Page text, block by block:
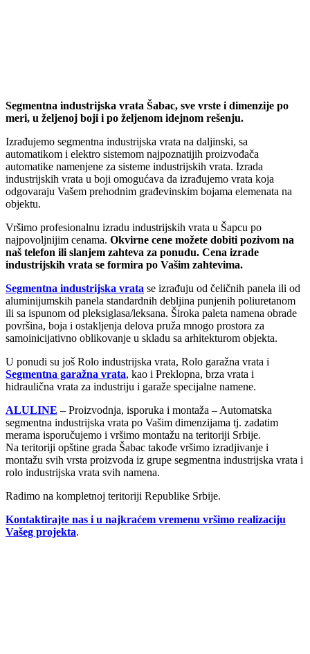
Segmentna industrijska vrata Šabac, sve vrste i dimenzije po
meri, u željenoj boji i po željenom idejnom rešenju.
Izrađujemo segmentna industrijska vrata na daljinski, sa
automatikom i elektro sistemom najpoznatijih proizvođača
automatike namenjene za sisteme industrijskih vrata. Izrada
industrijskih vrata u boji omogućava da izrađujemo vrata koja
odgovaraju Vašem prehodnim građevinskim bojama elemenata na
objektu.
Vršimo profesionalnu izradu industrijskih vrata u Šapcu po
najpovoljnijim cenama. Okvirne cene možete dobiti pozivom na
naš telefon ili slanjem zahteva za ponudu. Cena izrade
industrijskih vrata se formira po Vašim zahtevima.
Segmentna industrijska vrata se izrađuju od čeličnih panela ili od
aluminijumskih panela standardnih debljina punjenih poliuretanom
ili sa ispunom od pleksiglasa/leksana. Široka paleta namena obrade
površina, boja i ostakljenja delova pruža mnogo prostora za
samoinicijativno oblikovanje u skladu sa arhitekturom objekta.
U ponudi su još Rolo industrijska vrata, Rolo garažna vrata i
Segmentna garažna vrata, kao i Preklopna, brza vrata i
hidraulična vrata za industriju i garaže specijalne namene.
ALULINE – Proizvodnja, isporuka i montaža – Automatska
segmentna industrijska vrata po Vašim dimenzijama tj. zadatim
merama isporučujemo i vršimo montažu na teritoriji Srbije.
Na teritoriji opštine grada Šabac takođe vršimo izradjivanje i
montažu svih vrsta proizvoda iz grupe segmentna industrijska vrata i
rolo industrijska vrata svih namena.
Radimo na kompletnoj teritoriji Republike Srbije.
Kontaktirajte nas i u najkraćem vremenu vršimo realizaciju
Vašeg projekta.